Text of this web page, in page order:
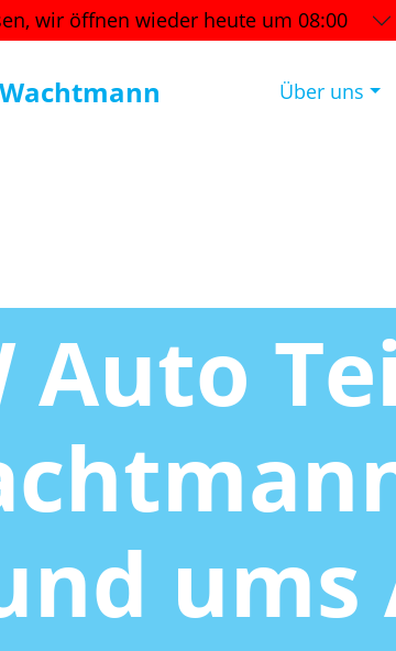
wir öffnen wieder heute um 08:00
Über uns
Auto